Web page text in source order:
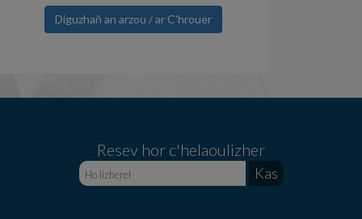
Diguzhañ an arzou / ar C'hrouer
Resev hor c'helaoulizher